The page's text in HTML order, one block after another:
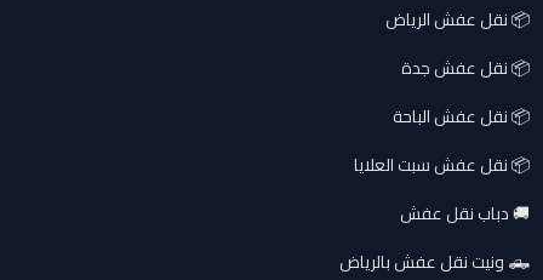
📦 نقل عفش الرياض
📦 نقل عفش جدة
📦 نقل عفش الباحة
📦 نقل عفش سبت العلايا
🚚 دباب نقل عفش
🛻 ونيت نقل عفش بالرياض